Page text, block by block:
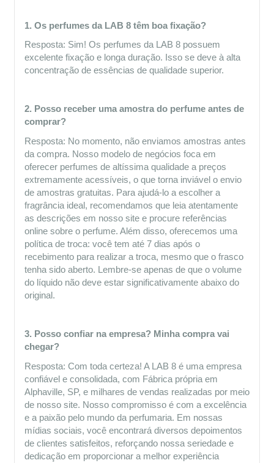
1. Os perfumes da LAB 8 têm boa fixação?
Resposta: Sim! Os perfumes da LAB 8 possuem
excelente fixação e longa duração. Isso se deve à alta
concentração de essências de qualidade superior.
2. Posso receber uma amostra do perfume antes de
comprar?
Resposta: No momento, não enviamos amostras antes
da compra. Nosso modelo de negócios foca em
oferecer perfumes de altíssima qualidade a preços
extremamente acessíveis, o que torna inviável o envio
de amostras gratuitas. Para ajudá-lo a escolher a
fragrância ideal, recomendamos que leia atentamente
as descrições em nosso site e procure referências
online sobre o perfume. Além disso, oferecemos uma
política de troca: você tem até 7 dias após o
recebimento para realizar a troca, mesmo que o frasco
tenha sido aberto. Lembre-se apenas de que o volume
do líquido não deve estar significativamente abaixo do
original.
3. Posso confiar na empresa? Minha compra vai
chegar?
Resposta: Com toda certeza! A LAB 8 é uma empresa
confiável e consolidada, com Fábrica própria em
Alphaville, SP, e milhares de vendas realizadas por meio
de nosso site. Nosso compromisso é com a excelência
e a paixão pelo mundo da perfumaria. Em nossas
mídias sociais, você encontrará diversos depoimentos
de clientes satisfeitos, reforçando nossa seriedade e
dedicação em proporcionar a melhor experiência